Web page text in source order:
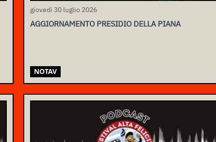
giovedì 30 luglio 2026
AGGIORNAMENTO PRESIDIO DELLA PIANA
NOTAV